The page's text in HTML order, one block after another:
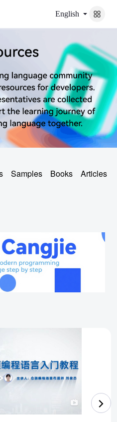
English
Samples Books Articles